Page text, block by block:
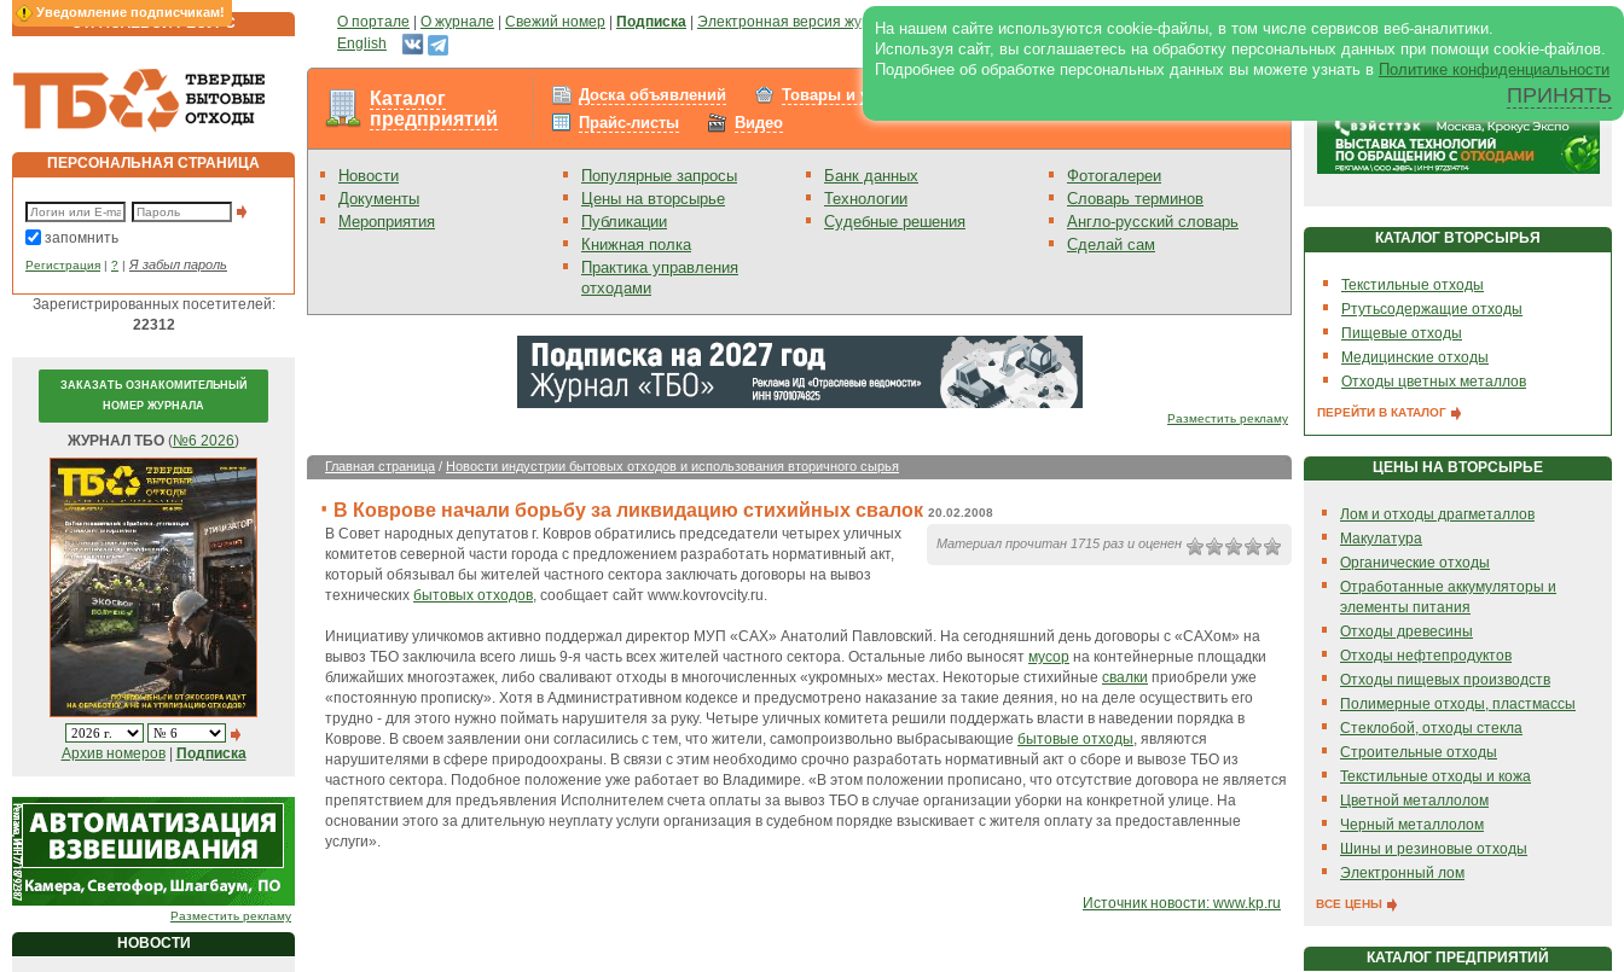
Уведомление подписчикам!
На нашем сайте используются cookie-файлы, в том числе сервисов веб-аналитики.
Используя сайт, вы соглашаетесь на обработку персональных данных при помощи cookie-файлов.
Подробнее об обработке персональных данных вы можете узнать в Политике конфиденциальности
ПРИНЯТЬ
ОТРАСЛЕВОЙ РЕСУРС О портале О журнале Свежий номер Подписка Электронная версия журнала |Отзывы|Реклама на портале|Реклама в журнале |
English
ПЕРСОНАЛЬНАЯ СТРАНИЦА
запомнить
Регистрация | ? | Я забыл пароль
Зарегистрированных посетителей:
22312
ЗАКАЗАТЬ ОЗНАКОМИТЕЛЬНЫЙ
НОМЕР ЖУРНАЛА
ЖУРНАЛ ТБО (№6 2026)
Архив номеров| Подписка
Разместить рекламу
НОВОСТИ
Каталог
предприятий
Доска объявлений Товары и услуги
Прайс-листы
Видео
Новости
Документы
Мероприятия
Популярные запросы
Цены на вторсырье
Публикации
Книжная полка
Практика управления
отходами
Банк данных
Технологии
Судебные решения
Фотогалереи
Словарь терминов
Англо-русский словарь
Сделай сам
Разместить рекламу
Главная страница / Новости индустрии бытовых отходов и использования вторичного сырья
В Коврове начали борьбу за ликвидацию стихийных свалок20.02.2008
Материал прочитан 1715 раз и оценен
В Совет народных депутатов г. Ковров обратились председатели четырех уличных
комитетов северной части города с предложением разработать нормативный акт,
который обязывал бы жителей частного сектора заключать договоры на вывоз
технических бытовых отходов, сообщает сайт www.kovrovcity.ru.
Инициативу уличкомов активно поддержал директор МУП «САХ» Анатолий Павловский. На сегодняшний день договоры с «САХом» на
вывоз ТБО заключила всего лишь 9-я часть всех жителей частного сектора. Остальные либо выносят мусор на контейнерные площадки
ближайших многоэтажек, либо сваливают отходы в многочисленных «укромных» местах. Некоторые стихийные свалки приобрели уже
«постоянную прописку». Хотя в Административном кодексе и предусмотрено наказание за такие деяния, но на деле осуществить его
трудно - для этого нужно поймать нарушителя за руку. Четыре уличных комитета решили поддержать власти в наведении порядка в
Коврове. В своем заявлении они согласились с тем, что жители, самопроизвольно выбрасывающие бытовые отходы, являются
нарушителями в сфере природоохраны. В связи с этим необходимо срочно разработать нормативный акт о сборе и вывозе ТБО из
частного сектора. Подобное положение уже работает во Владимире. «В этом положении прописано, что отсутствие договора не является
препятствием для предъявления Исполнителем счета оплаты за вывоз ТБО в случае организации уборки на конкретной улице. На
основании этого за длительную неуплату услуги организация в судебном порядке взыскивает с жителя оплату за предоставленные
услуги».
Источник новости: www.kp.ru
КАТАЛОГ ВТОРСЫРЬЯ
Текстильные отходы
Ртутьсодержащие отходы
Пищевые отходы
Медицинские отходы
Отходы цветных металлов
ПЕРЕЙТИ В КАТАЛОГ
ЦЕНЫ НА ВТОРСЫРЬЕ
Лом и отходы драгметаллов
Макулатура
Органические отходы
Отработанные аккумуляторы и
элементы питания
Отходы древесины
Отходы нефтепродуктов
Отходы пищевых производств
Полимерные отходы, пластмассы
Стеклобой, отходы стекла
Строительные отходы
Текстильные отходы и кожа
Цветной металлолом
Черный металлолом
Шины и резиновые отходы
Электронный лом
ВСЕ ЦЕНЫ
КАТАЛОГ ПРЕДПРИЯТИЙ